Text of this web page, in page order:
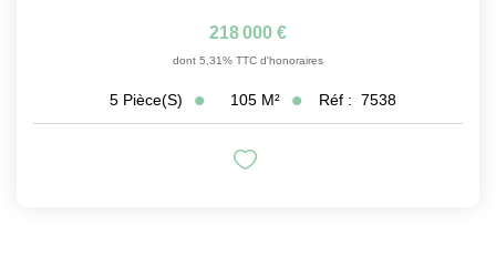
218 000 €
dont 5,31% TTC d'honoraires
5 Pièce(s) 105 M² Réf : 7538